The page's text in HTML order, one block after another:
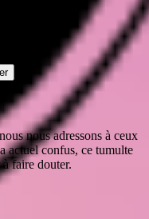
nous adressons à ceux
actuel confus, ce tumulte
faire douter.